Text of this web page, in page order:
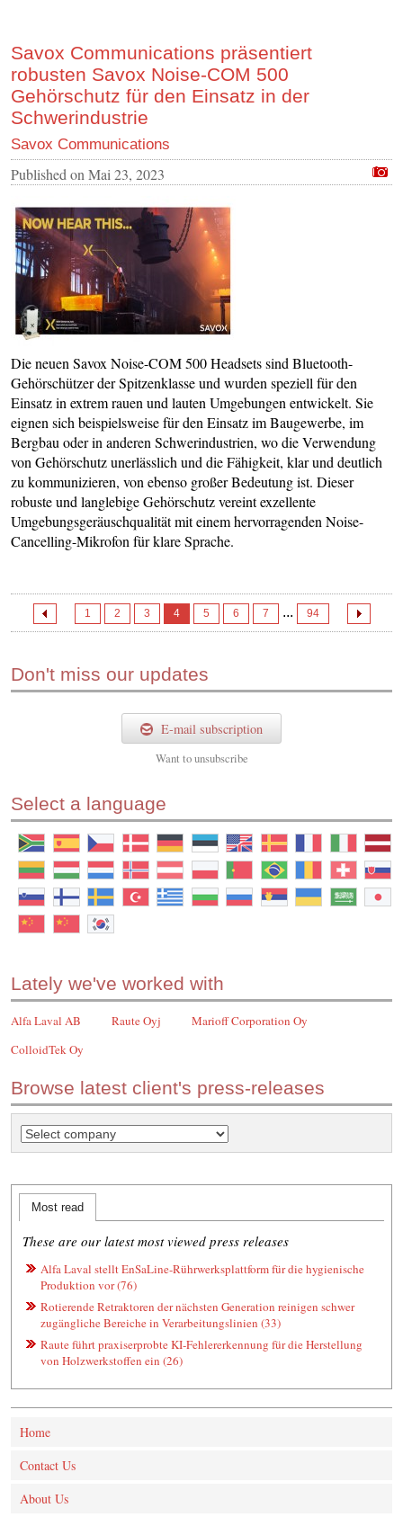
Savox Communications präsentiert
robusten Savox Noise-COM 500
Gehörschutz für den Einsatz in der
Schwerindustrie
Savox Communications
Published on Mai 23, 2023
Die neuen Savox Noise-COM 500 Headsets sind Bluetooth-
Gehörschützer der Spitzenklasse und wurden speziell für den
Einsatz in extrem rauen und lauten Umgebungen entwickelt. Sie
eignen sich beispielsweise für den Einsatz im Baugewerbe, im
Bergbau oder in anderen Schwerindustrien, wo die Verwendung
von Gehörschutz unerlässlich und die Fähigkeit, klar und deutlich
zu kommunizieren, von ebenso großer Bedeutung ist. Dieser
robuste und langlebige Gehörschutz vereint exzellente
Umgebungsgeräuschqualität mit einem hervorragenden Noise-
Cancelling-Mikrofon für klare Sprache.
1 2 3 4 5 6 7 ... 94
Don't miss our updates
E-mail subscription
Want tounsubscribe
Select a language
Lately we've worked with
Alfa Laval AB Raute Oyj
Marioff Corporation Oy
ColloidTek Oy
Browse latest client's press-releases
Most read
These are our latest most viewed press releases
Alfa Laval stellt EnSaLine-Rührwerksplattform für die hygienische
Produktion vor (76)
Rotierende Retraktoren der nächsten Generation reinigen schwer
zugängliche Bereiche in Verarbeitungslinien (33)
Raute führt praxiserprobte KI‑Fehlererkennung für die Herstellung
von Holzwerkstoffen ein (26)
Home
Contact Us
About Us